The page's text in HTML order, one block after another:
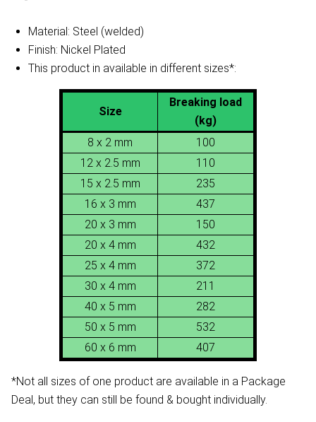
Material: Steel (welded)
Finish: Nickel Plated
This product in available in different sizes*:
Size
Breaking load
(kg)
8 x 2 mm
100
12 x 2.5 mm
110
15 x 2.5 mm
235
16 x 3 mm
437
20 x 3 mm
150
20 x 4 mm
432
25 x 4 mm
372
30 x 4 mm
211
40 x 5 mm
282
50 x 5 mm
532
60 x 6 mm
407
*Not all sizes of one product are available in a Package
Deal, but they can still be found & bought individually.